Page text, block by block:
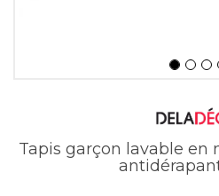
Tapis garçon lavable